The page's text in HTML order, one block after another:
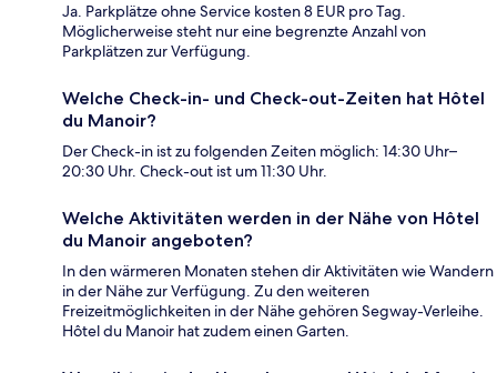
Ja. Parkplätze ohne Service kosten 8 EUR pro Tag.
Möglicherweise steht nur eine begrenzte Anzahl von
Parkplätzen zur Verfügung.
Welche Check-in- und Check-out-Zeiten hat Hôtel
du Manoir?
Der Check-in ist zu folgenden Zeiten möglich: 14:30 Uhr–
20:30 Uhr. Check-out ist um 11:30 Uhr.
Welche Aktivitäten werden in der Nähe von Hôtel
du Manoir angeboten?
In den wärmeren Monaten stehen dir Aktivitäten wie Wandern
in der Nähe zur Verfügung. Zu den weiteren
Freizeitmöglichkeiten in der Nähe gehören Segway-Verleihe.
Hôtel du Manoir hat zudem einen Garten.